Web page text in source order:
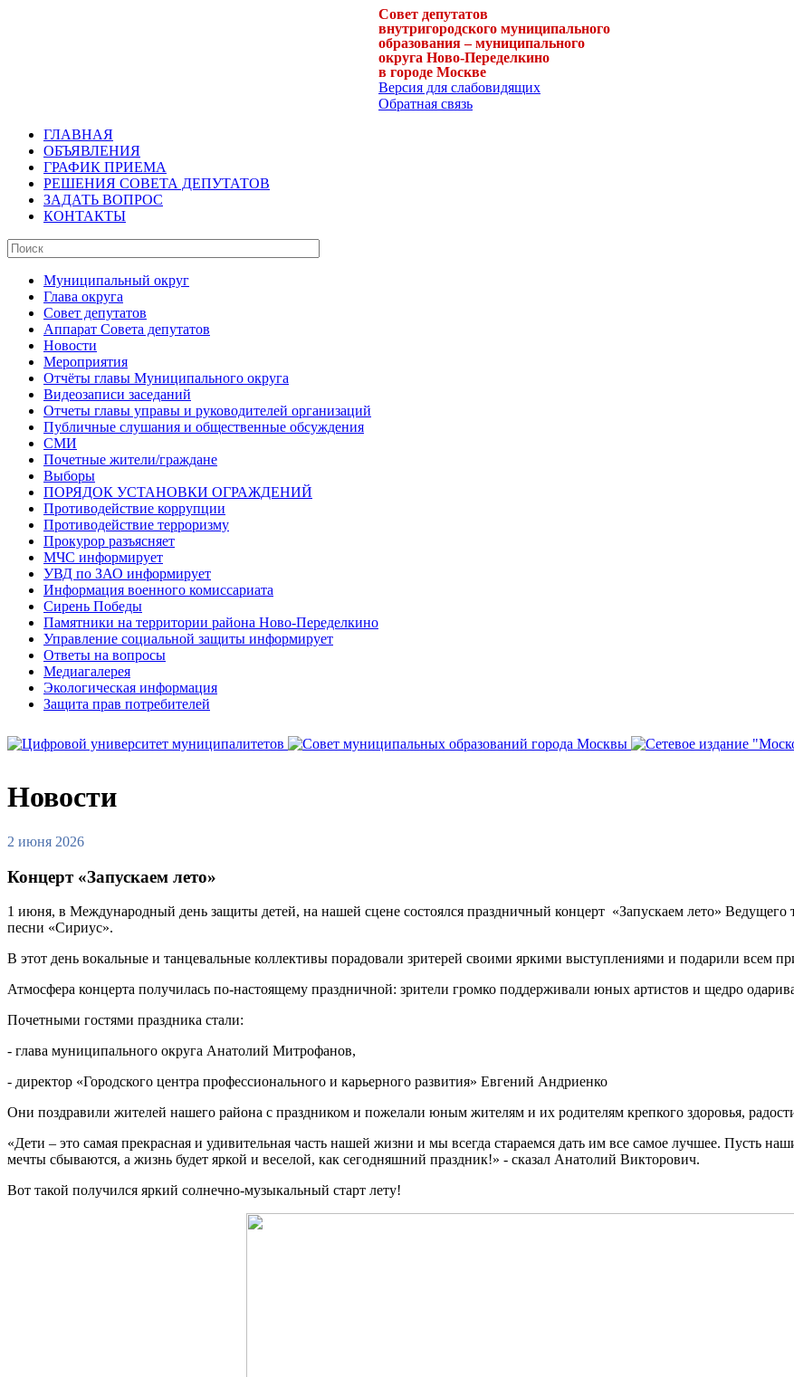
Совет депутатов
внутригородского муниципального
образования – муниципального
округа Ново-Переделкино
в городе Москве
Версия для слабовидящих
Обратная связь
ГЛАВНАЯ
ОБЪЯВЛЕНИЯ
ГРАФИК ПРИЕМА
РЕШЕНИЯ СОВЕТА ДЕПУТАТОВ
ЗАДАТЬ ВОПРОС
КОНТАКТЫ
Муниципальный округ
Глава округа
Совет депутатов
Аппарат Совета депутатов
Новости
Мероприятия
Отчёты главы Муниципального округа
Видеозаписи заседаний
Отчеты главы управы и руководителей организаций
Публичные слушания и общественные обсуждения
СМИ
Почетные жители/граждане
Выборы
ПОРЯДОК УСТАНОВКИ ОГРАЖДЕНИЙ
Противодействие коррупции
Противодействие терроризму
Прокурор разъясняет
МЧС информирует
УВД по ЗАО информирует
Информация военного комиссариата
Сирень Победы
Памятники на территории района Ново-Переделкино
Управление социальной защиты информирует
Ответы на вопросы
Медиагалерея
Экологическая информация
Защита прав потребителей
Новости
2 июня 2026
Концерт «Запускаем лето»
1 июня, в Международный день защиты детей, на нашей сцене состоялся праздничный концерт «Запускаем лето»
песни «Сириус».
В этот день вокальные и танцевальные коллективы порадовали зритерей своими яркими выступлениями и подарили всем
Атмосфера концерта получилась по-настоящему праздничной: зрители громко поддерживали юных артистов и щедро
Почетными гостями праздника стали:
- глава муниципального округа Анатолий Митрофанов,
- директор «Городского центра профессионального и карьерного развития» Евгений Андриенко
Они поздравили жителей нашего района с праздником и пожелали юным жителям и их родителям крепкого здоровья,
«Дети – это самая прекрасная и удивительная часть нашей жизни и мы всегда стараемся дать им все самое лучшее. Пусть
мечты сбываются, а жизнь будет яркой и веселой, как сегодняшний праздник!» - сказал Анатолий Викторович.
Вот такой получился яркий солнечно-музыкальный старт лету!